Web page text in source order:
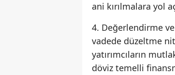
ani kırılmalara yol
4. Değerlendirme
vadede düzeltme
yatırımcıların
döviz temelli